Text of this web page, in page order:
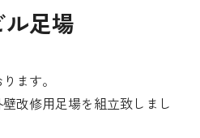
足場
ます。
改修用足場を組立致しまし